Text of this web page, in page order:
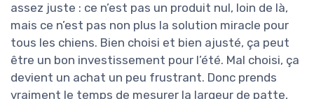
assez juste : ce n’est pas un produit nul, loin de là,
mais ce n’est pas non plus la solution miracle pour
tous les chiens. Bien choisi et bien ajusté, ça peut
être un bon investissement pour l’été. Mal choisi, ça
devient un achat un peu frustrant. Donc prends
vraiment le temps de mesurer la largeur de patte,